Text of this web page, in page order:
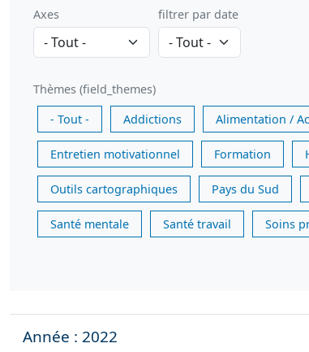
Axes filtrer par date
Thèmes (field_themes)
- Tout -
Addictions Alimentation /
Entretien motivationnel Formation
Outils cartographiques Pays du Sud
Santé mentale Santé travail Soins
Année : 2022